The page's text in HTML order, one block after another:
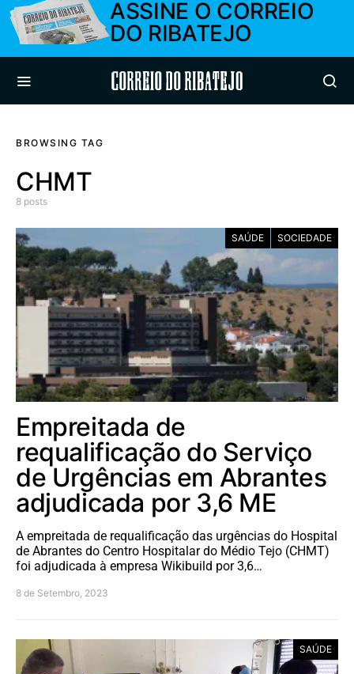
ASSINE O CORREIO
DO RIBATEJO
Correio do Ribatejo
BROWSING TAG
CHMT
8 posts
SAÚDE SOCIEDADE
Empreitada de
requalificação do Serviço
de Urgências em Abrantes
adjudicada por 3,6 ME
A empreitada de requalificação das urgências do Hospital
de Abrantes do Centro Hospitalar do Médio Tejo (CHMT)
foi adjudicada à empresa Wikibuild por 3,6…
8 de Setembro, 2023
SAÚDE